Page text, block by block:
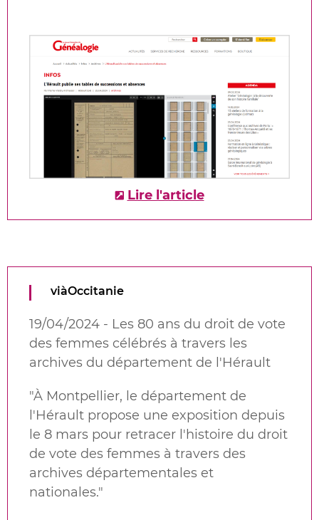
Lire l'article
viàOccitanie
19/04/2024 - Les 80 ans du droit de vote
des femmes célébrés à travers les
archives du département de l'Hérault
"À Montpellier, le département de
l'Hérault propose une exposition depuis
le 8 mars pour retracer l'histoire du droit
de vote des femmes à travers des
archives départementales et
nationales."